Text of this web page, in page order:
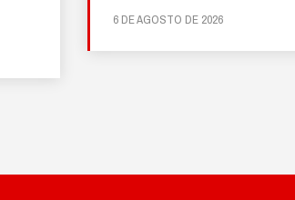
6 DE AGOSTO DE 2026